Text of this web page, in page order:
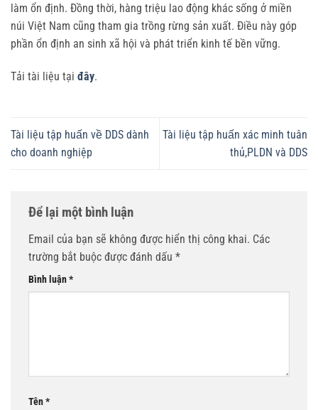
làm ổn định. Đồng thời, hàng triệu lao động khác sống ở miền
núi Việt Nam cũng tham gia trồng rừng sản xuất. Điều này góp
phần ổn định an sinh xã hội và phát triển kinh tế bền vững.
Tải tài liệu tại đây.
Tài liệu tập huấn về DDS dành
cho doanh nghiệp
Tài liệu tập huấn xác minh tuân
thủ,PLDN và DDS
Để lại một bình luận
Email của bạn sẽ không được hiển thị công khai. Các
trường bắt buộc được đánh dấu *
Bình luận*
Tên*